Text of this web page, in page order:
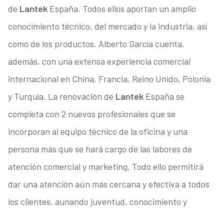
de Lantek España. Todos ellos aportan un amplio
conocimiento técnico, del mercado y la industria, así
como de los productos. Alberto García cuenta,
además, con una extensa experiencia comercial
internacional en China, Francia, Reino Unido, Polonia
y Turquía. La renovación de LantekEspaña se
completa con 2 nuevos profesionales que se
incorporan al equipo técnico de la oficina y una
persona más que se hará cargo de las labores de
atención comercial y marketing. Todo ello permitirá
dar una atención aún más cercana y efectiva a todos
los clientes, aunando juventud, conocimiento y